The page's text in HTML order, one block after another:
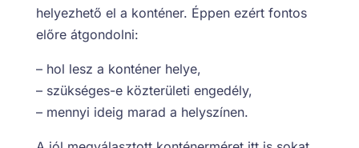
helyezhető el a konténer. Éppen ezért fontos
előre átgondolni:
– hol lesz a konténer helye,
– szükséges-e közterületi engedély,
– mennyi ideig marad a helyszínen.